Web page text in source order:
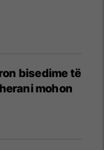
bisedime të
mohon